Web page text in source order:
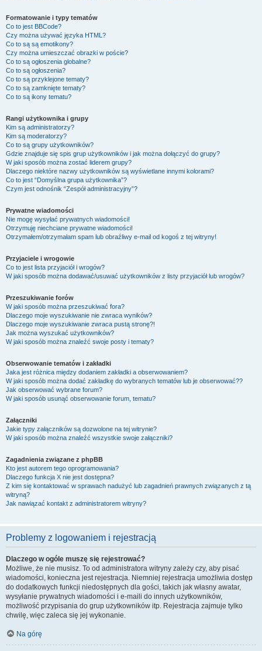
Formatowanie i typy tematów
Co to jest BBCode?
Czy można używać języka HTML?
Co to są są emotikony?
Czy można umieszczać obrazki w poście?
Co to są ogłoszenia globalne?
Co to są ogłoszenia?
Co to są przyklejone tematy?
Co to są zamknięte tematy?
Co to są ikony tematu?
Rangi użytkownika i grupy
Kim są administratorzy?
Kim są moderatorzy?
Co to są grupy użytkowników?
Gdzie znajduje się spis grup użytkowników i jak można dołączyć do grupy?
W jaki sposób można zostać liderem grupy?
Dlaczego niektóre nazwy użytkowników są wyświetlane innymi kolorami?
Co to jest “Domyślna grupa użytkownika”?
Czym jest odnośnik “Zespół administracyjny”?
Prywatne wiadomości
Nie mogę wysyłać prywatnych wiadomości!
Otrzymuję niechciane prywatne wiadomości!
Otrzymałem/otrzymałam spam lub obraźliwy e-mail od kogoś z tej witryny!
Przyjaciele i wrogowie
Co to jest lista przyjaciół i wrogów?
W jaki sposób można dodawać/usuwać użytkowników z listy przyjaciół lub wrogów?
Przeszukiwanie forów
W jaki sposób można przeszukiwać fora?
Dlaczego moje wyszukiwanie nie zwraca wyników?
Dlaczego moje wyszukiwanie zwraca pustą stronę?!
Jak można wyszukać użytkowników?
W jaki sposób można znaleźć swoje posty i tematy?
Obserwowanie tematów i zakładki
Jaka jest różnica między dodaniem zakładki a obserwowaniem?
W jaki sposób można dodać zakładkę do wybranych tematów lub je obserwować??
Jak obserwować wybrane forum?
W jaki sposób usunąć obserwowanie forum, tematu?
Załączniki
Jakie typy załączników są dozwolone na tej witrynie?
W jaki sposób można znaleźć wszystkie swoje załączniki?
Zagadnienia związane z phpBB
Kto jest autorem tego oprogramowania?
Dlaczego funkcja X nie jest dostępna?
Z kim się kontaktować w sprawach nadużyć lub zagadnień prawnych związanych z tą
witryną?
Jak nawiązać kontakt z administratorem witryny?
Problemy z logowaniem i rejestracją
Dlaczego w ogóle muszę się rejestrować?
Możliwe, że nie musisz. To od administratora witryny zależy czy, aby pisać
wiadomości, konieczna jest rejestracja. Niemniej rejestracja umożliwia dostęp
do dodatkowych funkcji niedostępnych dla gości, takich jak własny awatar,
wysyłanie prywatnych wiadomości i e-maili do innych użytkowników,
możliwość przypisania do grup użytkowników itp. Rejestracja zajmuje tylko
chwilę, więc zaleca się jej wykonanie.
Na górę